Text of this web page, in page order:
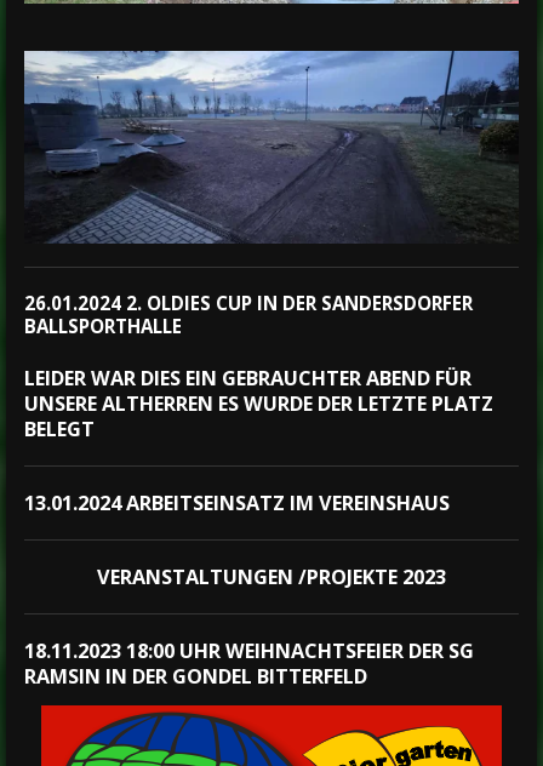
26.01.2024 2. OLDIES CUP IN DER SANDERSDORFER
BALLSPORTHALLE
LEIDER WAR DIES EIN GEBRAUCHTER ABEND FÜR
UNSERE ALTHERREN ES WURDE DER LETZTE PLATZ
BELEGT
13.01.2024 ARBEITSEINSATZ IM VEREINSHAUS
VERANSTALTUNGEN /PROJEKTE 2023
18.11.2023 18:00 UHR WEIHNACHTSFEIER DER SG
RAMSIN IN DER GONDEL BITTERFELD